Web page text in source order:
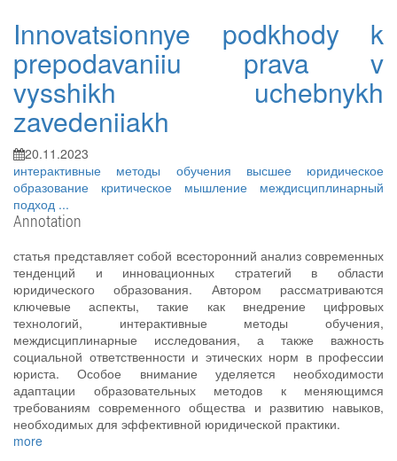
Innovatsionnye podkhody k
prepodavaniiu prava v
vysshikh uchebnykh
zavedeniiakh
20.11.2023
интерактивные методы обучения высшее юридическое
образование критическое мышление междисциплинарный
подход ...
Annotation
статья представляет собой всесторонний анализ современных
тенденций и инновационных стратегий в области
юридического образования. Автором рассматриваются
ключевые аспекты, такие как внедрение цифровых
технологий, интерактивные методы обучения,
междисциплинарные исследования, а также важность
социальной ответственности и этических норм в профессии
юриста. Особое внимание уделяется необходимости
адаптации образовательных методов к меняющимся
требованиям современного общества и развитию навыков,
необходимых для эффективной юридической практики.
more